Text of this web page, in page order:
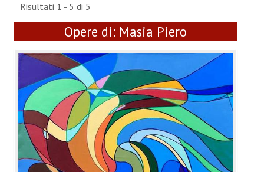
Una sera con Laboratorio AccA
Mostra "Roma Contemporanea"
GALLERIA ESS&RRE
ANNUARIO 2026
CHI SIAMO
CONTATTI
Risultati 1 - 5 di 5
Opere di:Masia Piero